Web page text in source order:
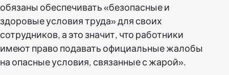
обязаны обеспечивать «безопасные и
здоровые условия труда» для своих
сотрудников, а это значит, что работники
имеют право подавать официальные жалобы
на опасные условия, связанные с жарой».